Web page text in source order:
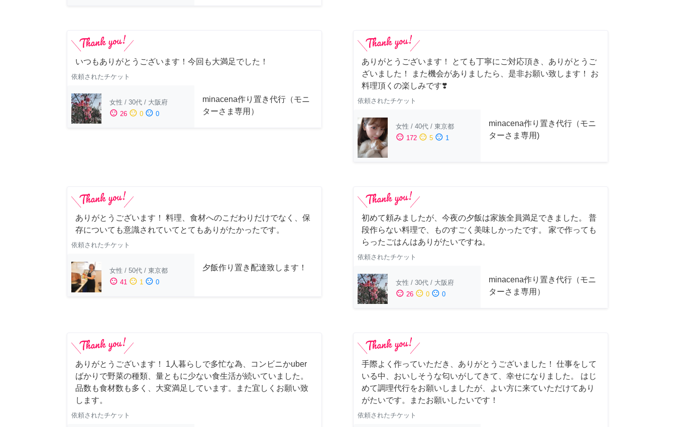
いつもありがとうございます！今回も大満足でした！
依頼されたチケット
女性 / 30代 / 大阪府
sentiment_satisfied 26 sentiment_neutral 0 sentiment_dissatisfied 0
minacena作り置き代行（モニ
ターさま専用）
ありがとうございます！ とても丁寧にご対応頂き、ありがとうご
ざいました！ また機会がありましたら、是非お願い致します！ お
料理頂くの楽しみです❣️
依頼されたチケット
女性 / 40代 / 東京都
sentiment_satisfied 172 sentiment_neutral 5 sentiment_dissatisfied 1
minacena作り置き代行（モニ
ターさま専用)
ありがとうございます！ 料理、食材へのこだわりだけでなく、保
存についても意識されていてとてもありがたかったです。
依頼されたチケット
女性 / 50代 / 東京都
sentiment_satisfied 41 sentiment_neutral 1 sentiment_dissatisfied 0
夕飯作り置き配達致します！
初めて頼みましたが、今夜の夕飯は家族全員満足できました。 普
段作らない料理で、ものすごく美味しかったです。 家で作っても
らったごはんはありがたいですね。
依頼されたチケット
女性 / 30代 / 大阪府
sentiment_satisfied 26 sentiment_neutral 0 sentiment_dissatisfied 0
minacena作り置き代行（モニ
ターさま専用）
ありがとうございます！ 1人暮らしで多忙な為、コンビニかuber
ばかりで野菜の種類、量ともに少ない食生活が続いていました。
品数も食材数も多く、大変満足しています。また宜しくお願い致
します。
依頼されたチケット
手際よく作っていただき、ありがとうございました！ 仕事をして
いる中、おいしそうな匂いがしてきて、幸せになりました。 はじ
めて調理代行をお願いしましたが、よい方に来ていただけてあり
がたいです。またお願いしたいです！
依頼されたチケット